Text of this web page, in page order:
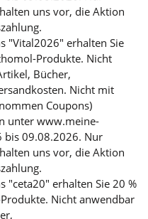
uns vor, die Aktion
"Vital2026" erhalten Sie
Produkte. Nicht
Bücher,
Nicht mit
Coupons)
unter www.meine-
bis 09.08.2026. Nur
uns vor, die Aktion
"ceta20" erhalten Sie 20 %
Nicht anwendbar